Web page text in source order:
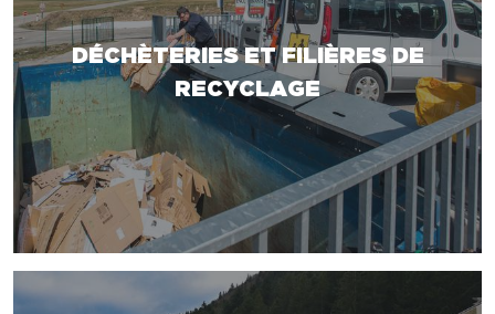
DÉCHÈTERIES ET FILIÈRES DE
RECYCLAGE